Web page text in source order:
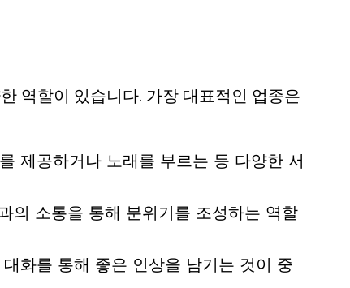
역할이 있습니다. 가장 대표적인 업종은
제공하거나 노래를 부르는 등 다양한 서
의 소통을 통해 분위기를 조성하는 역할
화를 통해 좋은 인상을 남기는 것이 중